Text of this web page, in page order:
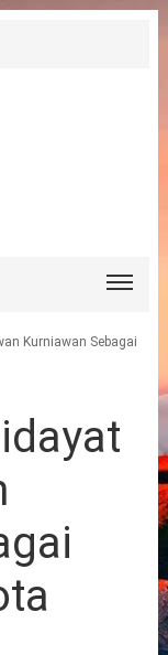
Kurniawan Sebagai